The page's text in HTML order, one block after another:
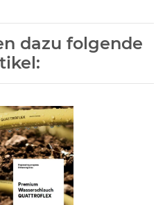
dazu folgende